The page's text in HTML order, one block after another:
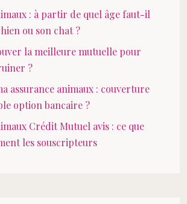
: à partir de quel âge faut-il
ou son chat ?
la meilleure mutuelle pour
?
assurance animaux : couverture
option bancaire ?
Crédit Mutuel avis : ce que
les souscripteurs